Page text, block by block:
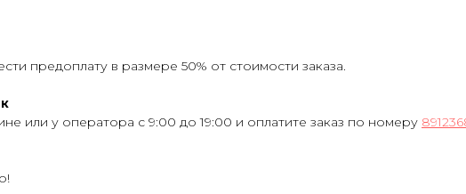
предоплату в размере 50% от стоимости заказа.
или у оператора с 9:00 до 19:00 и оплатите заказ по номеру